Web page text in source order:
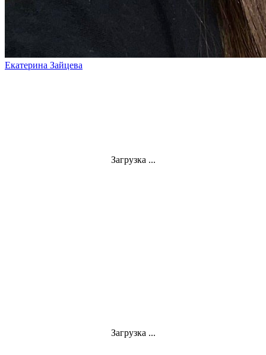
Екатерина Зайцева
Загрузка ...
Загрузка ...